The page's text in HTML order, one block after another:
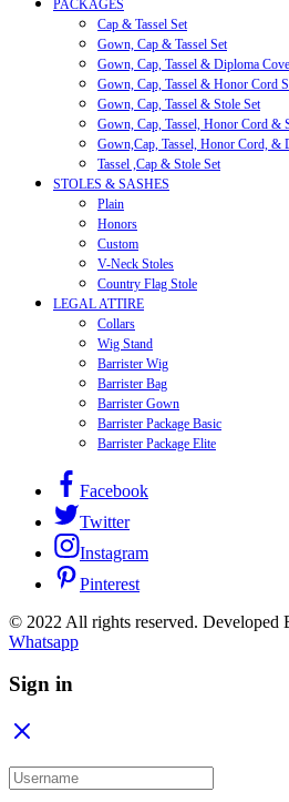
PACKAGES
Cap & Tassel Set
Gown, Cap & Tassel Set
Gown, Cap, Tassel & Diploma
Gown, Cap, Tassel & Honor Cord
Gown, Cap, Tassel & Stole Set
Gown, Cap, Tassel, Honor Cord &
Gown,Cap, Tassel, Honor Cord, &
Tassel ,Cap & Stole Set
STOLES & SASHES
Plain
Honors
Custom
V-Neck Stoles
Country Flag Stole
LEGAL ATTIRE
Collars
Wig Stand
Barrister Wig
Barrister Bag
Barrister Gown
Barrister Package Basic
Barrister Package Elite
Facebook
Twitter
Instagram
Pinterest
© 2022 All rights reserved. Developed
Whatsapp
Sign in